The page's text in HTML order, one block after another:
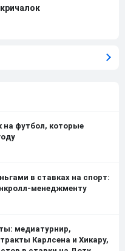
на футбол, которые
в ставках на спорт:
менеджменту
медиатурнир,
Карлсена и Хикару,